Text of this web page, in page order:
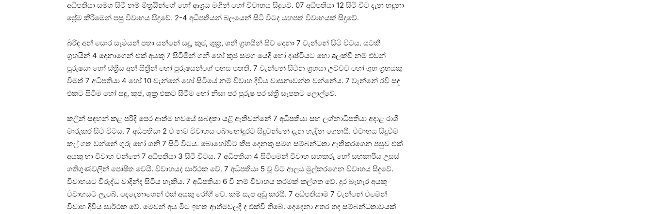
අධිපතියා සමග සිටී නම් මිත්‍රයින්ගේ හෝ ආශ්‍රය මගින් හෝ විවාහය සිදුවේ. 07 අධිපතියා 12 සිටි විට දැන හඳුනා
ප්‍රේම කිරීමෙන් පසු විවාහය සිදුවේ. 2-4 අධිපතියන් බලයෙන් සිටි විටද යහපත් විවාහයක්‌ සිදුවේ.
බිරිඳ අන් සොර සැමියන් පතා යන්නේ සඳු, කුජ, ශුක්‍ර, ශනී ග්‍රහයින් සිව් දෙනා 7 වැන්නේ සිටි විටය. යටකී
ග්‍රහයින් 4 දෙනාගෙන් එක්‌ අයකු 7 සිටිමින් ශනි හෝ කුජ සමග යෙදී හෝ දෘෂ්ටියට හො aලක්‌වී නම් එවන්
පුරුෂයා හෝ ස්‌ත්‍රිය අන් සිත්‍රීන් හෝ පුරුෂයන්ගේ පහස පතති. 7 වැන්නේ සිටින ග්‍රහයා උච්චව හෝ ශුභ ග්‍රහයකු
වීමත් 7 අධිපතියා 4 හෝ 10 වැන්නේ හෝ සිටියේ නම් විවාහ දිවිය වාසනාවන්ත වන්නේය. 7 වැන්නේ රවි සඳු
එකට සිටීම හෝ සඳු, කුජ, ශුක්‍ර එකට සිටීම හෝ නිසා පර පුරුෂ පර ස්‌ත්‍රි සැපතට ලොල්වේ.
කලින් සඳහන් කළ පරිදි පෙර ආත්ම භවයේ සබඳතා යළි ඇතිවන්නේ 7 අධිපතියා සහ ලග්නාධිපතියා අදාළ රාශි
මාරුකර සිටි විටය. 7 අධිපතියා 2 වී නම් විවාහය බොහෝදුරට සිදුවන්නේ දැන හැඳින ගෙනයි. විවාහය සිදුවීම්
කල් ගත වන්නේ ගුරු හෝ ශනි 7 සිටි විටය. බොහෝවිට කීප දෙනකු සමග සම්බන්ධතා ඇතිකරගෙන පසුව එක්‌
අයකු හා විවාහ වන්නේ 7 අධිපතියා 3 සිටි විටය. 7 අධිපතියා 4 සිටීමෙන් විවාහ සහකරු හෝ සහකාරිය උසස්‌
ගතිගුණවලින් පෝෂිත වෙයි. විවාහයද සාර්ථක වේ. 7 අධිපතියා 5 වූ විට ආලය මුල්කරගෙන විවාහය සිදුවේ.
විවාහයට විරුද්ධ වාදීන්ද සිටිය හැකිය. 7 අධිපතියා 6 වී නම් විවාහය තරමක්‌ කල්ගත වේ. දුර බැහැර අයකු
විවාහයට ලැබේ. දෙදෙනාගෙන් එක්‌ අයකු රෝගී වේ. කම් සැප අඩු කරයි. 7 අධිපතියාම 7 වැන්නේ වීමෙන්
විවාහ දිවිය සාර්ථක වේ. මෙවන් අය මීට ඉහත ආත්මවලදී ද එක්‌වී තිබේ. දෙදෙනා අතර තද සම්බන්ධතාවයක්‌